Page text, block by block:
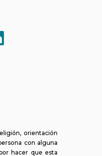
orientación
con alguna
hacer que esta